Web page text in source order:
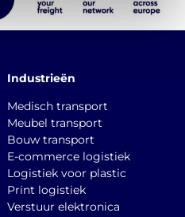
Industrieën
Medisch transport
Meubel transport
Bouw transport
E-commerce logistiek
Logistiek voor plastic
Print logistiek
Verstuur elektronica